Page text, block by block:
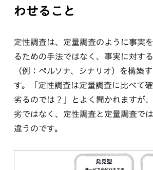
わせること
定性調査は、定量調査のように事実
るための手法ではなく、事実に対す
（例：ペルソナ、シナリオ）を構築
す。「定性調査は定量調査に比べて
劣るのでは？」とよく聞かれますが
劣ではなく、定性調査と定量調査で
違うのです。